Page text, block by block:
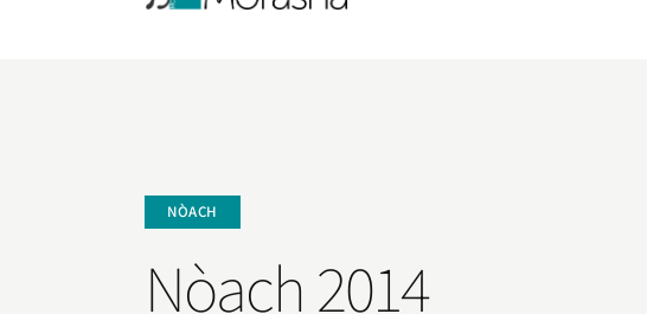
NÒACH
Nòach 2014